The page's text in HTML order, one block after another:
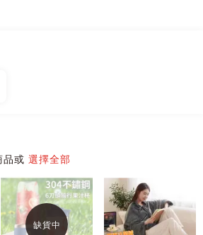
品或 選擇全部
缺貨中